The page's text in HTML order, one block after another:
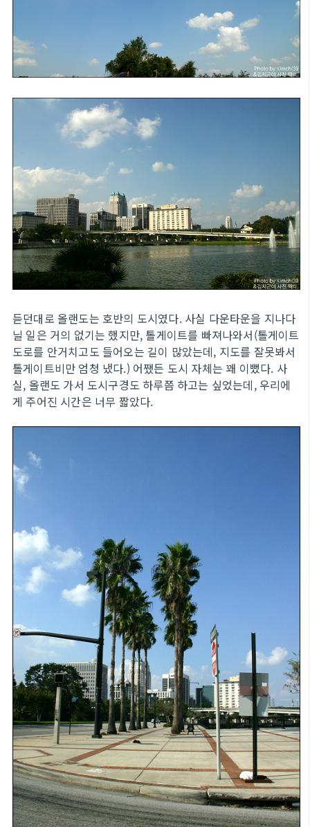
듣던대로 올랜도는 호반의 도시였다. 사실 다운타운을 지나다
닐 일은 거의 없기는 했지만, 톨게이트를 빠져나와서(톨게이트
도로를 안거치고도 들어오는 길이 많았는데, 지도를 잘못봐서
톨게이트비만 엄청 냈다.) 어쨌든 도시 자체는 꽤 이뻤다. 사
실, 올랜도 가서 도시구경도 하루쯤 하고는 싶었는데, 우리에
게 주어진 시간은 너무 짧았다.